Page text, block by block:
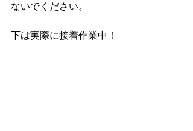
ないでください。
下は実際に接着作業中！